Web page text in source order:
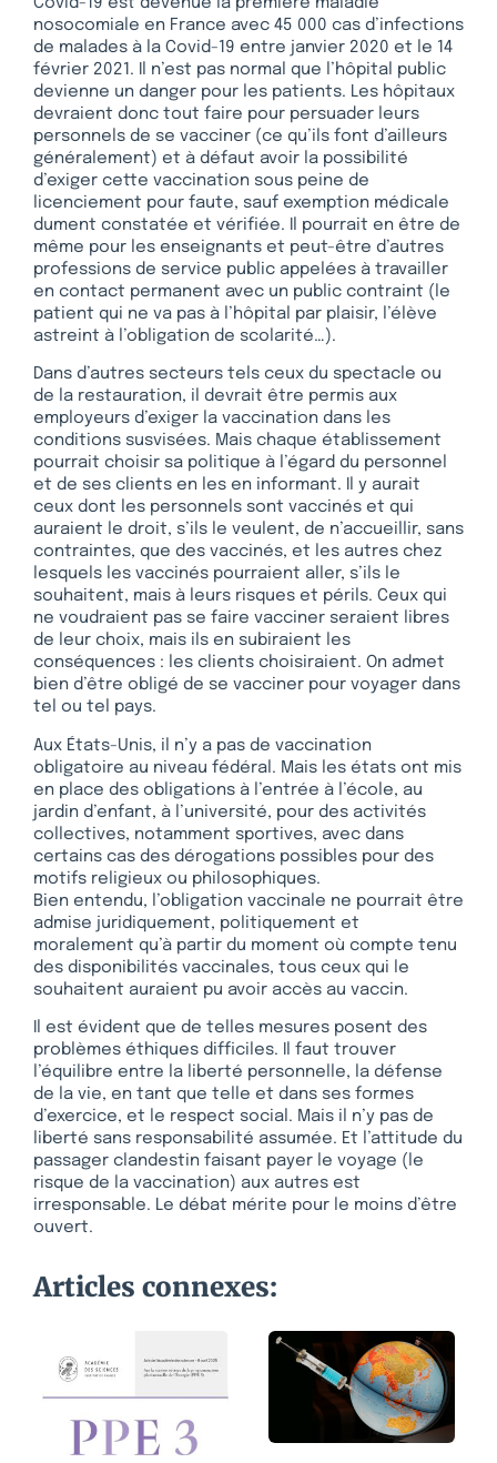
nosocomiale en France avec 45 000 cas d’infections
de malades à la Covid-19 entre janvier 2020 et le 14
février 2021. Il n’est pas normal que l’hôpital public
devienne un danger pour les patients. Les hôpitaux
devraient donc tout faire pour persuader leurs
personnels de se vacciner (ce qu’ils font d’ailleurs
généralement) et à défaut avoir la possibilité
d’exiger cette vaccination sous peine de
licenciement pour faute, sauf exemption médicale
dument constatée et vérifiée. Il pourrait en être de
même pour les enseignants et peut-être d’autres
professions de service public appelées à travailler
en contact permanent avec un public contraint (le
patient qui ne va pas à l’hôpital par plaisir, l’élève
astreint à l’obligation de scolarité…).
Dans d’autres secteurs tels ceux du spectacle ou
de la restauration, il devrait être permis aux
employeurs d’exiger la vaccination dans les
conditions susvisées. Mais chaque établissement
pourrait choisir sa politique à l’égard du personnel
et de ses clients en les en informant. Il y aurait
ceux dont les personnels sont vaccinés et qui
auraient le droit, s’ils le veulent, de n’accueillir, sans
contraintes, que des vaccinés, et les autres chez
lesquels les vaccinés pourraient aller, s’ils le
souhaitent, mais à leurs risques et périls. Ceux qui
ne voudraient pas se faire vacciner seraient libres
de leur choix, mais ils en subiraient les
conséquences : les clients choisiraient. On admet
bien d’être obligé de se vacciner pour voyager dans
tel ou tel pays.
Aux États-Unis, il n’y a pas de vaccination
obligatoire au niveau fédéral. Mais les états ont mis
en place des obligations à l’entrée à l’école, au
jardin d’enfant, à l’université, pour des activités
collectives, notamment sportives, avec dans
certains cas des dérogations possibles pour des
motifs religieux ou philosophiques.
Bien entendu, l’obligation vaccinale ne pourrait être
admise juridiquement, politiquement et
moralement qu’à partir du moment où compte tenu
des disponibilités vaccinales, tous ceux qui le
souhaitent auraient pu avoir accès au vaccin.
Il est évident que de telles mesures posent des
problèmes éthiques difficiles. Il faut trouver
l’équilibre entre la liberté personnelle, la défense
de la vie, en tant que telle et dans ses formes
d’exercice, et le respect social. Mais il n’y pas de
liberté sans responsabilité assumée. Et l’attitude du
passager clandestin faisant payer le voyage (le
risque de la vaccination) aux autres est
irresponsable. Le débat mérite pour le moins d’être
ouvert.
Articles connexes: